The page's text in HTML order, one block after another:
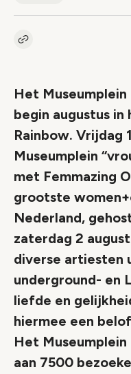
Kopieer link naar artikel
Het
begin augustus
Rainbow. Vrijdag
Museumplein
met Femmazing
grootste
Nederland,
zaterdag 2
diverse artiesten
underground- en
liefde en
hiermee een
Het
aan 7500